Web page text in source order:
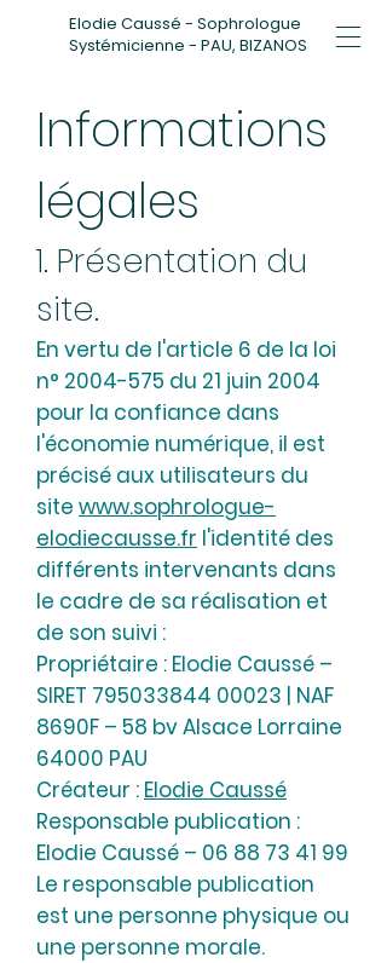
Elodie Caussé - Sophrologue
Systémicienne - PAU, BIZANOS
Informations
légales
1. Présentation du
site.
En vertu de l'article 6 de la loi
n° 2004-575 du 21 juin 2004
pour la confiance dans
l'économie numérique, il est
précisé aux utilisateurs du
site www.sophrologue-
elodiecausse.fr l'identité des
différents intervenants dans
le cadre de sa réalisation et
de son suivi :
Propriétaire : Elodie Caussé –
SIRET 795033844 00023 | NAF
8690F – 58 bv Alsace Lorraine
64000 PAU
Créateur : Elodie Caussé
Responsable publication :
Elodie Caussé – 06 88 73 41 99
Le responsable publication
est une personne physique ou
une personne morale.